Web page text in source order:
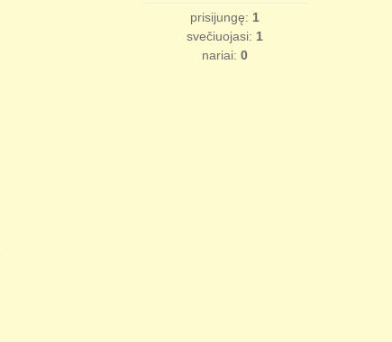
prisijungę: 1
svečiuojasi: 1
nariai: 0